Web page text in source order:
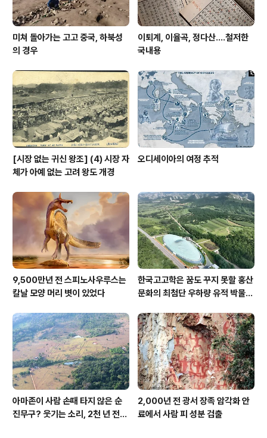
미쳐 돌아가는 고고 중국, 하북성
의 경우
이퇴계, 이율곡, 정다산....철저한
국내용
[시장 없는 귀신 왕조] (4) 시장 자
체가 아예 없는 고려 왕도 개경
오디세이아의 여정 추적
9,500만년 전 스피노사우루스는
칼날 모양 머리 볏이 있었다
한국고고학은 꿈도 꾸지 못할 홍산
문화의 최첨단 우하량 유적 박물관
아마존이 사람 손때 타지 않은 순
진무구? 웃기는 소리, 2천 년 전에
2,000년 전 광서 장족 암각화 안
료에서 사람 피 성분 검출